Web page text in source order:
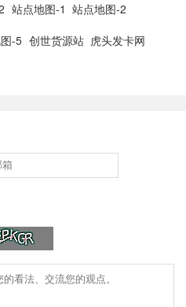
站点地图-1 站点地图-2
-5 创世货源站 虎头发卡网